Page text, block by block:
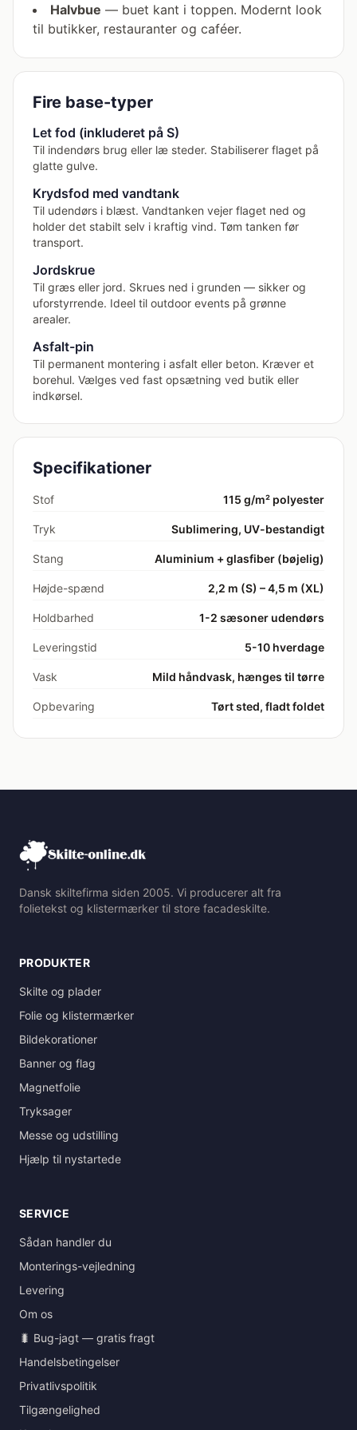
Halvbue — buet kant i toppen. Modernt look
til butikker, restauranter og caféer.
Fire base-typer
Let fod (inkluderet på S)
Til indendørs brug eller læ steder. Stabiliserer flaget på
glatte gulve.
Krydsfod med vandtank
Til udendørs i blæst. Vandtanken vejer flaget ned og
holder det stabilt selv i kraftig vind. Tøm tanken før
transport.
Jordskrue
Til græs eller jord. Skrues ned i grunden — sikker og
uforstyrrende. Ideel til outdoor events på grønne
arealer.
Asfalt-pin
Til permanent montering i asfalt eller beton. Kræver et
borehul. Vælges ved fast opsætning ved butik eller
indkørsel.
Specifikationer
Stof 115 g/m² polyester
Tryk Sublimering, UV-bestandigt
Stang Aluminium + glasfiber (bøjelig)
Højde-spænd 2,2 m (S) – 4,5 m (XL)
Holdbarhed 1-2 sæsoner udendørs
Leveringstid 5-10 hverdage
Vask Mild håndvask, hænges til tørre
Opbevaring Tørt sted, fladt foldet
Dansk skiltefirma siden 2005. Vi producerer alt fra
folietekst og klistermærker til store facadeskilte.
PRODUKTER
Skilte og plader
Folie og klistermærker
Bildekorationer
Banner og flag
Magnetfolie
Tryksager
Messe og udstilling
Hjælp til nystartede
SERVICE
Sådan handler du
Monterings-vejledning
Levering
Om os
🐛 Bug-jagt — gratis fragt
Handelsbetingelser
Privatlivspolitik
Tilgængelighed